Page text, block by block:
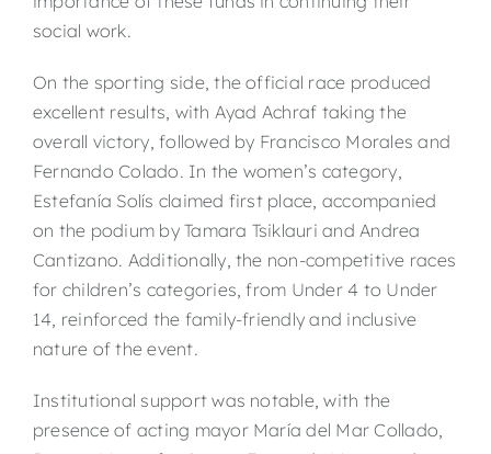
social work.
On the sporting side, the official race produced
excellent results, with Ayad Achraf taking the
overall victory, followed by Francisco Morales and
Fernando Colado. In the women’s category,
Estefanía Solís claimed first place, accompanied
on the podium by Tamara Tsiklauri and Andrea
Cantizano. Additionally, the non-competitive races
for children’s categories, from Under 4 to Under
14, reinforced the family-friendly and inclusive
nature of the event.
Institutional support was notable, with the
presence of acting mayor María del Mar Collado,